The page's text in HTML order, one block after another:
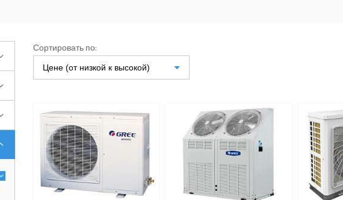
Сортировать по:
Цене (от низкой к высокой)